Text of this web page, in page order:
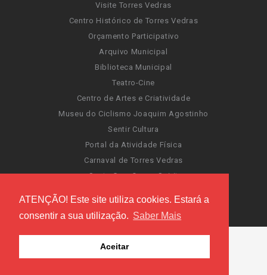
ATENÇÃO! Este site utiliza cookies. Estará a
consentir a sua utilização. Saber Mais
Aceitar
Visite Torres Vedras
Centro Histórico de Torres Vedras
Orçamento Participativo
Arquivo Municipal
Biblioteca Municipal
Teatro-Cine
Centro de Artes e Criatividade
Museu do Ciclismo Joaquim Agostinho
Sentir Cultura
Portal da Atividade Física
Carnaval de Torres Vedras
Santa Cruz Ocean Spirit